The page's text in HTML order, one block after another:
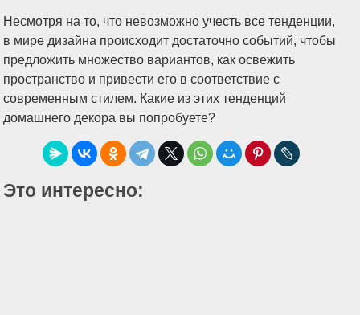
Несмотря на то, что невозможно учесть все тенденции,
в мире дизайна происходит достаточно событий, чтобы
предложить множество вариантов, как освежить
пространство и привести его в соответствие с
современным стилем. Какие из этих тенденций
домашнего декора вы попробуете?
Это интересно: